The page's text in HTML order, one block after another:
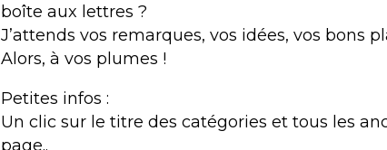
boîte aux lettres ?
J’attends vos remarques, vos idées, vos bons
Alors, à vos plumes !
Petites infos :
Un clic sur le titre des catégories et tous les
page..